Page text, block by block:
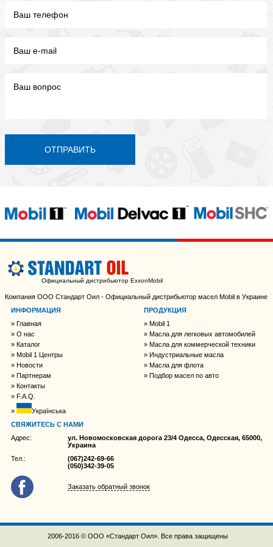
ОТПРАВИТЬ
Официальный дистрибьютор ExxonMobil
Компания ООО Стандарт Оил - Официальный дистрибьютор масел Mobil в Украине
ИНФОРМАЦИЯ
Главная
О нас
Каталог
Mobil 1 Центры
Новости
Партнерам
Контакты
F.A.Q.
Українська
ПРОДУКЦИЯ
Mobil 1
Масла для легковых автомобилей
Масла для коммерческой техники
Индустриальные масла
Масла для флота
Подбор масел по авто
СВЯЖИТЕСЬ С НАМИ
Адрес:
ул. Новомосковская дорога 23/4 Одесса, Одесская, 65000,
Украина
Тел.:
(067)242-69-66
(050)342-39-05
Заказать обратный звонок
2006-2016 © ООО «Стандарт Оил». Все права защищены